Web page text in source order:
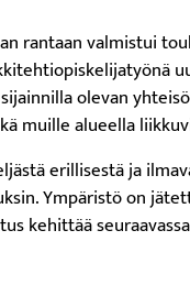
rantaan valmistui
olevan
muille alueella
erillisestä ja
Ympäristö on
kehittää